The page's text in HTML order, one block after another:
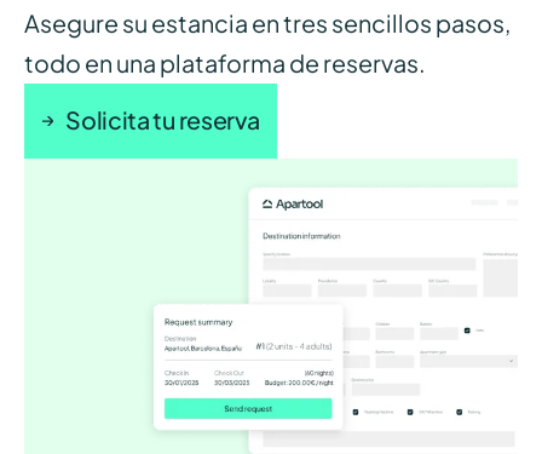
Asegure su estancia en tres sencillos pasos,
todo en una plataforma de reservas.
Solicita tu reserva